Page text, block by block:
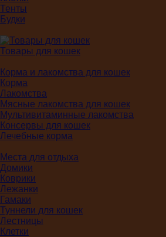
Тенты
Будки
Товары для кошек
Корма и лакомства для кошек
Корма
Лакомства
Мясные лакомства для кошек
Мультивитаминные лакомства
Консервы для кошек
Лечебные корма
Места для отдыха
Домики
Коврики
Лежанки
Гамаки
Туннели для кошек
Лестницы
Клетки